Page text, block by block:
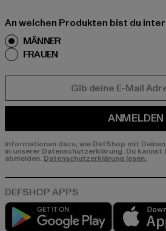
An welchen Produkten bist du
MÄNNER
FRAUEN
ANMELDEN
Informationen dazu, wie DefShop mit
in unserer Datenschutzerklärung. Du
abmelden. Datenschutzerklärung lesen.
Play market